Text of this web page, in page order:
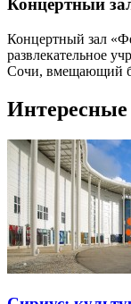
Концертный
Концертный зал
развлекательное
Сочи, вмещающий
Интересные